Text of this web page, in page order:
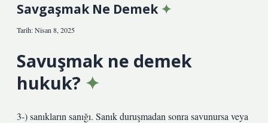
Savgaşmak Ne Demek
Tarih: Nisan 8, 2025
Savuşmak ne demek
hukuk?
3-) sanıkların sanığı. Sanık duruşmadan sonra savunursa veya